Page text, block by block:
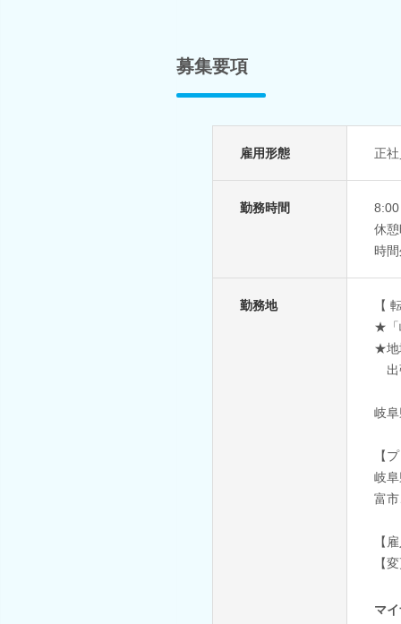
募集要項
雇用形態 正
勤務時間
休
時
勤務地
【
★「
★地
出
岐
【
岐
富
【
【
マ